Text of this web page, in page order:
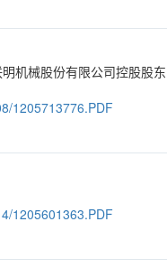
机械股份有限公司控股股东
1205713776.PDF
1205601363.PDF